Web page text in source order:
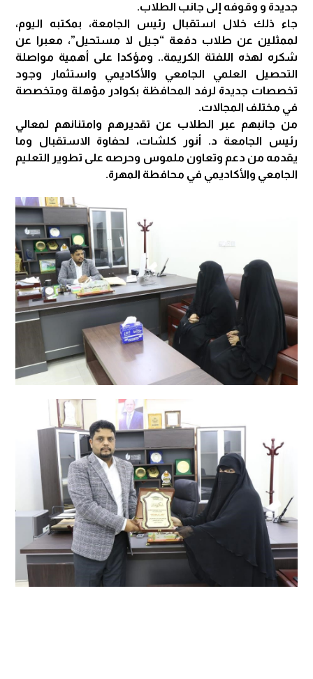
جديدة و وقوفه إلى جانب الطلاب.
جاء ذلك خلال استقبال رئيس الجامعة، بمكتبه اليوم،
لممثلين عن طلاب دفعة “جيل لا مستحيل”، معبرا عن
شكره لهذه اللفتة الكريمة.. ومؤكدا على أهمية مواصلة
التحصيل العلمي الجامعي والأكاديمي واستثمار وجود
تخصصات جديدة لرفد المحافظة بكوادر مؤهلة ومتخصصة
في مختلف المجالات.
من جانبهم عبر الطلاب عن تقديرهم وامتنانهم لمعالي
رئيس الجامعة د. أنور كلشات، لحفاوة الاستقبال وما
يقدمه من دعم وتعاون ملموس وحرصه على تطوير التعليم
الجامعي والأكاديمي في محافطة المهرة.